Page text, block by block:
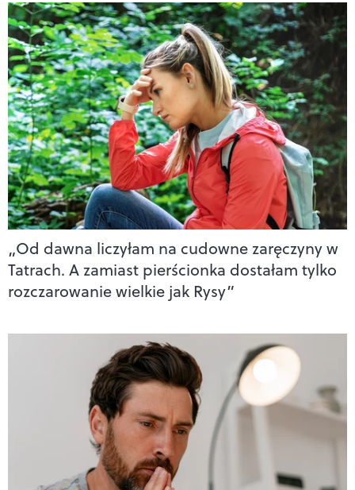
„Od dawna liczyłam na cudowne zaręczyny w
Tatrach. A zamiast pierścionka dostałam tylko
rozczarowanie wielkie jak Rysy”